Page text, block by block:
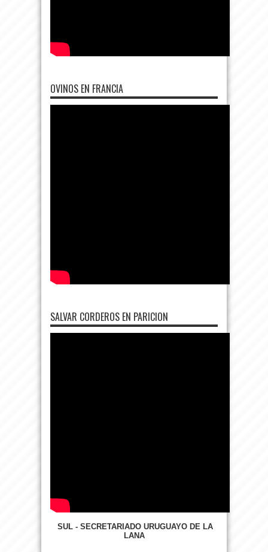
OVINOS EN FRANCIA
SALVAR CORDEROS EN PARICION
SUL - SECRETARIADO URUGUAYO DE LA
LANA